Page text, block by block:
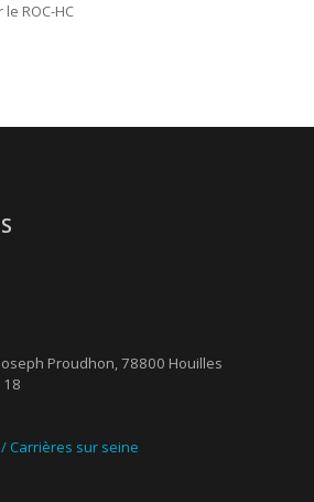
ROC-HC
Proudhon, 78800 Houilles
Carrières sur seine